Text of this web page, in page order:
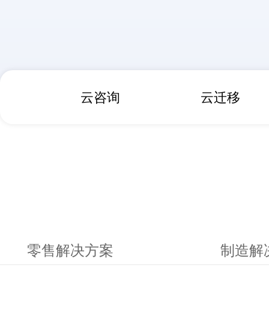
云咨询 云迁移
零售解决方案 制造解